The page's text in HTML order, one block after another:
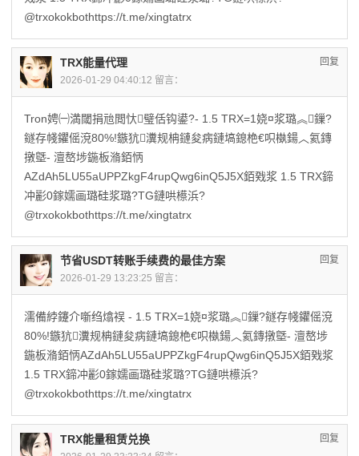
@trxokokbothttps://t.me/xingtatrx
TRX能量代理
2026-01-29 04:40:12 留言：
回复
Tron娉㈠満閾捐兘閲忕璧佸钩鍙?- 1.5 TRX=1娆¤浆璐︽鏁?
鐩存帴鑺傜渷80%!鏃犺瀵规柟鏈夋病鏈塙鎴栬€呮槸鍚︿氦鏄
撴墍- 澶嶅埗鍦板潃銆怲
AZdAh5LU55aUPPZkgF4rupQwg6inQ5J5X銆戣浆 1.5 TRX鍗
冲彲0鎵嬬画璐硅浆璐?TG鏈哄櫒浜?
@trxokokbothttps://t.me/xingtatrx
节省USDT转账手续费的最佳方案
2026-01-29 13:23:25 留言：
回复
濡備綍鑳介噺绉熻祦 - 1.5 TRX=1娆¤浆璐︽鏁?鐩存帴鑺傜渷
80%!鏃犺瀵规柟鏈夋病鏈塙鎴栬€呮槸鍚︿氦鏄撴墍- 澶嶅埗
鍦板潃銆怲AZdAh5LU55aUPPZkgF4rupQwg6inQ5J5X銆戣浆
1.5 TRX鍗冲彲0鎵嬬画璐硅浆璐?TG鏈哄櫒浜?
@trxokokbothttps://t.me/xingtatrx
TRX能量租赁兑换 回复